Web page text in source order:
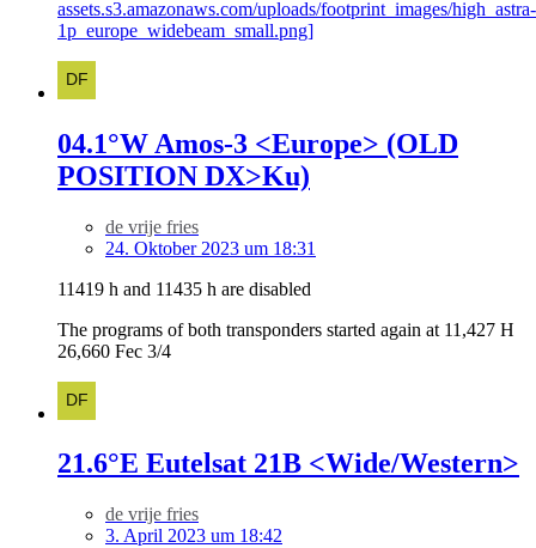
assets.s3.amazonaws.com/uploads/footprint_images/high_astra-
1p_europe_widebeam_small.png]
04.1°W Amos-3 <Europe> (OLD
POSITION DX>Ku)
de vrije fries
24. Oktober 2023 um 18:31
11419 h and 11435 h are disabled
The programs of both transponders started again at 11,427 H
26,660 Fec 3/4
21.6°E Eutelsat 21B <Wide/Western>
de vrije fries
3. April 2023 um 18:42